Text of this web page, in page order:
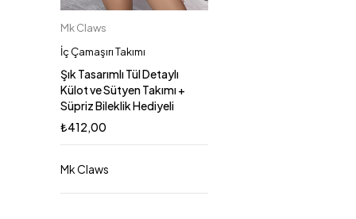
Sepete Ekle
80
75
75
80 85
Mk Claws
İç Çamaşırı Takımı
Şık Tasarımlı Tül Detaylı
Külot ve Sütyen Takımı +
Süpriz Bileklik Hediyeli
₺412,00
Mk Claws